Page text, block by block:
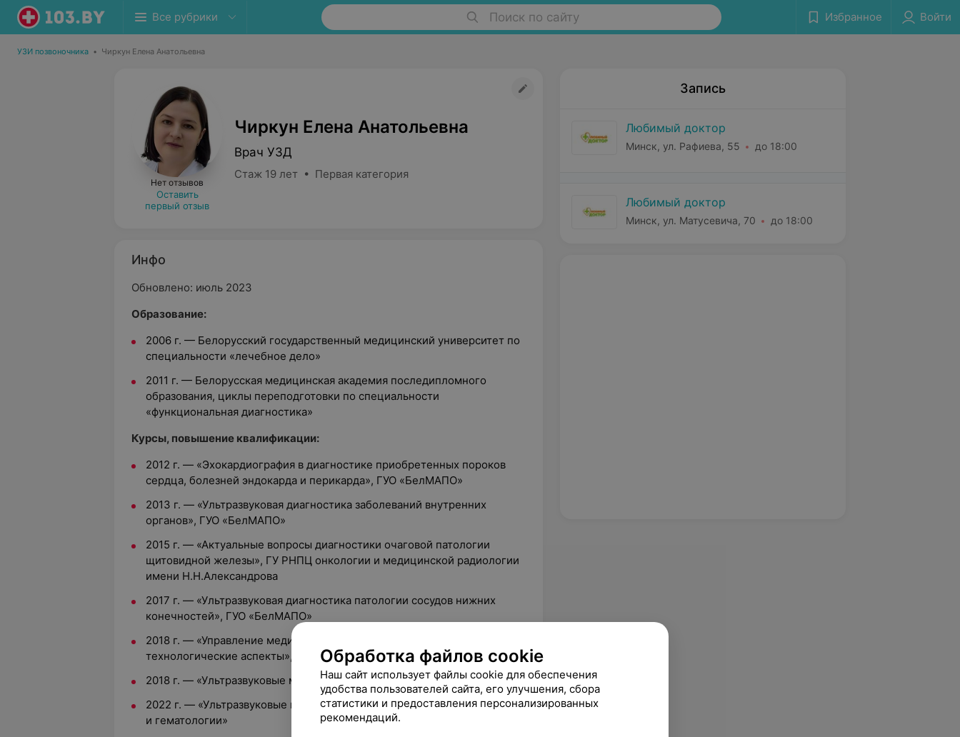
Все рубрики Поиск по сайту Избранное Войти
УЗИ позвоночника • Чиркун Елена Анатольевна
Нет отзывов
Оставить
первый отзыв
Чиркун Елена Анатольевна
Врач УЗД
Стаж 19 лет • Первая категория
Инфо
Обновлено: июль 2023
Образование:
2006 г. — Белорусский государственный медицинский университет по
специальности «лечебное дело»
2011 г. — Белорусская медицинская академия последипломного
образования, циклы переподготовки по специальности
«функциональная диагностика»
Курсы, повышение квалификации:
2012 г. — «Эхокардиография в диагностике приобретенных пороков
сердца, болезней эндокарда и перикарда», ГУО «БелМАПО»
2013 г. — «Ультразвуковая диагностика заболеваний внутренних
органов», ГУО «БелМАПО»
2015 г. — «Актуальные вопросы диагностики очаговой патологии
щитовидной железы», ГУ РНПЦ онкологии и медицинской радиологии
имени Н.Н.Александрова
2017 г. — «Ультразвуковая диагностика патологии сосудов нижних
конечностей», ГУО «БелМАПО»
2018 г. — «Управление медицинской помощью: организационно-
технологические аспекты», ГУО «БелМАПО»
2018 г. — «Ультразвуковые методы исследования в детской онкологии»
2022 г. — «Ультразвуковые методы исследования в детской онкологии
и гематологии»
Запись
Любимый доктор
Минск, ул. Рафиева, 55 до 18:00
Любимый доктор
Минск, ул. Матусевича, 70 до 18:00
Обработка файлов cookie
Наш сайт использует файлы cookie для обеспечения
удобства пользователей сайта, его улучшения, сбора
статистики и предоставления персонализированных
рекомендаций.